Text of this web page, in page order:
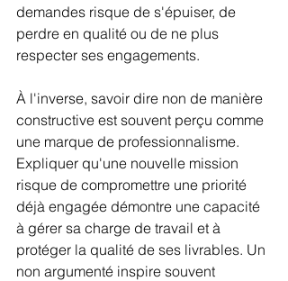
demandes risque de s'épuiser, de
perdre en qualité ou de ne plus
respecter ses engagements.
À l'inverse, savoir dire non de manière
constructive est souvent perçu comme
une marque de professionnalisme.
Expliquer qu'une nouvelle mission
risque de compromettre une priorité
déjà engagée démontre une capacité
à gérer sa charge de travail et à
protéger la qualité de ses livrables. Un
non argumenté inspire souvent